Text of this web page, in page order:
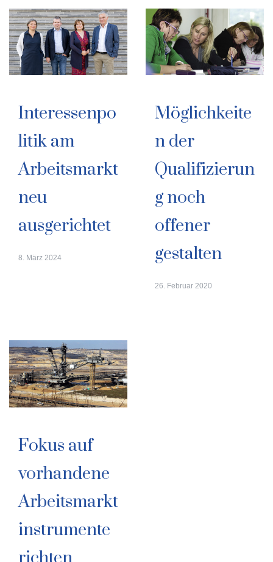
Interessenpo
litik am
Arbeitsmarkt
neu
ausgerichtet
8. März 2024
Möglichkeite
n der
Qualifizierun
g noch
offener
gestalten
26. Februar 2020
Fokus auf
vorhandene
Arbeitsmarkt
instrumente